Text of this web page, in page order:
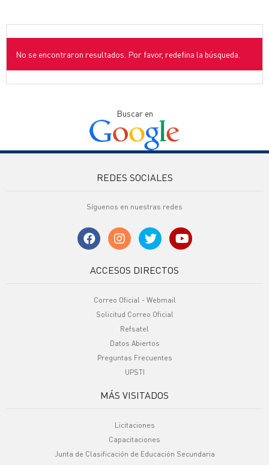
No se encontraron resultados. Por favor, redefina la búsqueda.
Buscar en
REDES SOCIALES
Síguenos en nuestras redes
ACCESOS DIRECTOS
Correo Oficial - Webmail
Solicitud Correo Oficial
Refsatel
Datos Abiertos
Preguntas Frecuentes
UPSTI
MÁS VISITADOS
Licitaciones
Capacitaciones
Junta de Clasificación de Educación Secundaria